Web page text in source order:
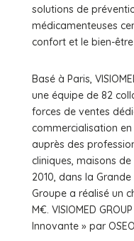
solutions de
médicamenteuses
confort et le bien-
Basé à Paris,
une équipe de 82
forces de ventes
commercialisation en
auprès des
cliniques, maisons
2010, dans la Grande
Groupe a réalisé un
M€. VISIOMED
Innovante » par